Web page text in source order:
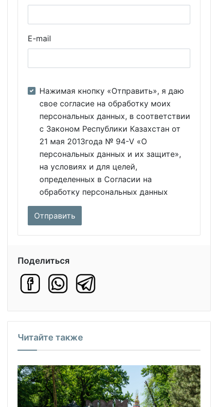
E-mail
Нажимая кнопку «Отправить», я даю
свое согласие на обработку моих
персональных данных, в соответствии
с Законом Республики Казахстан от
21 мая 2013года № 94-V «О
персональных данных и их защите»,
на условиях и для целей,
определенных в Согласии на
обработку персональных данных
Поделиться
Читайте также